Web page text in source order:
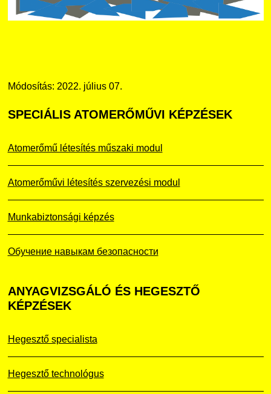
Módosítás: 2022. július 07.
SPECIÁLISATOMERŐMŰVI KÉPZÉSEK
Atomerőmű létesítés műszaki modul
Atomerőművi létesítés szervezési modul
Munkabiztonsági képzés
Обучение навыкам безопасности
ANYAGVIZSGÁLÓ ÉS HEGESZTŐ
KÉPZÉSEK
Hegesztő specialista
Hegesztő technológus